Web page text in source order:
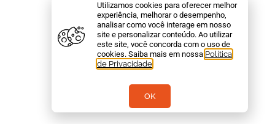
Utilizamos cookies para oferecer melhor
experiência, melhorar o desempenho,
analisar como você interage em nosso
site e personalizar conteúdo. Ao utilizar
este site, você concorda com o uso de
cookies. Saiba mais em nossa Política
de Privacidade
OK